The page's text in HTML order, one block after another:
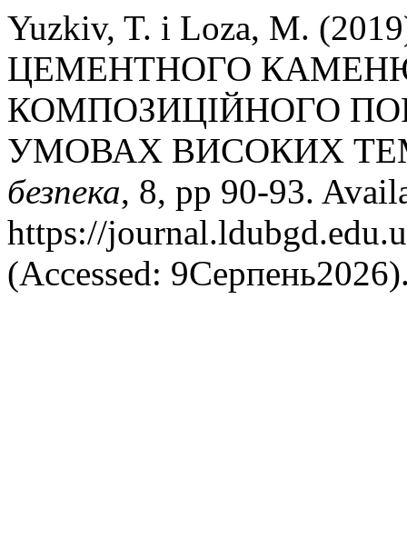
Yuzkiv, T. і Loza, M.
ЦЕМЕНТНОГО
КОМПОЗИЦІЙНОГО
УМОВАХ ВИСОКИХ
безпека, 8, pp 90-93.
https://
(Accessed: